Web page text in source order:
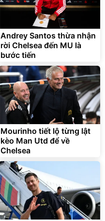
Xe đạp điện trợ lực G-
Force C14 gấp gọn bỏ cốp
9.900.000 đ
7.092.000đ
Đang xem nhiều
G-FORCE VIETNA
Andrey Santos thừa nhận
rời Chelsea đến MU là
bước tiến
Mourinho tiết lộ từng lật
kèo Man Utd để về
Chelsea